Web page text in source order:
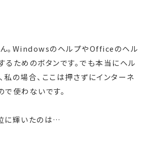
。WindowsのヘルプやOfficeのヘル
るためのボタンです。でも本当にヘル
私の場合、ここは押さずにインターネ
で使わないです。
に輝いたのは…